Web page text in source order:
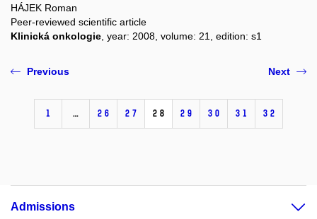
HÁJEK Roman
Peer-reviewed scientific article
Klinická onkologie, year: 2008, volume: 21, edition: s1
Previous
1 … 26 27 28 29 30 31 32
Next
Admissions